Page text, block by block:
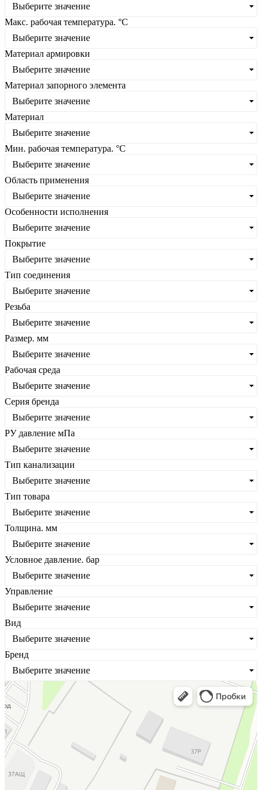
Выберите значение
Макс. рабочая температура. °C
Выберите значение
Материал армировки
Выберите значение
Материал запорного элемента
Выберите значение
Материал
Выберите значение
Мин. рабочая температура. °С
Выберите значение
Область применения
Выберите значение
Особенности исполнения
Выберите значение
Покрытие
Выберите значение
Тип соединения
Выберите значение
Резьба
Выберите значение
Размер. мм
Выберите значение
Рабочая среда
Выберите значение
Серия бренда
Выберите значение
РУ давление мПа
Выберите значение
Тип канализации
Выберите значение
Тип товара
Выберите значение
Толщина. мм
Выберите значение
Условное давление. бар
Выберите значение
Управление
Выберите значение
Вид
Выберите значение
Бренд
Выберите значение